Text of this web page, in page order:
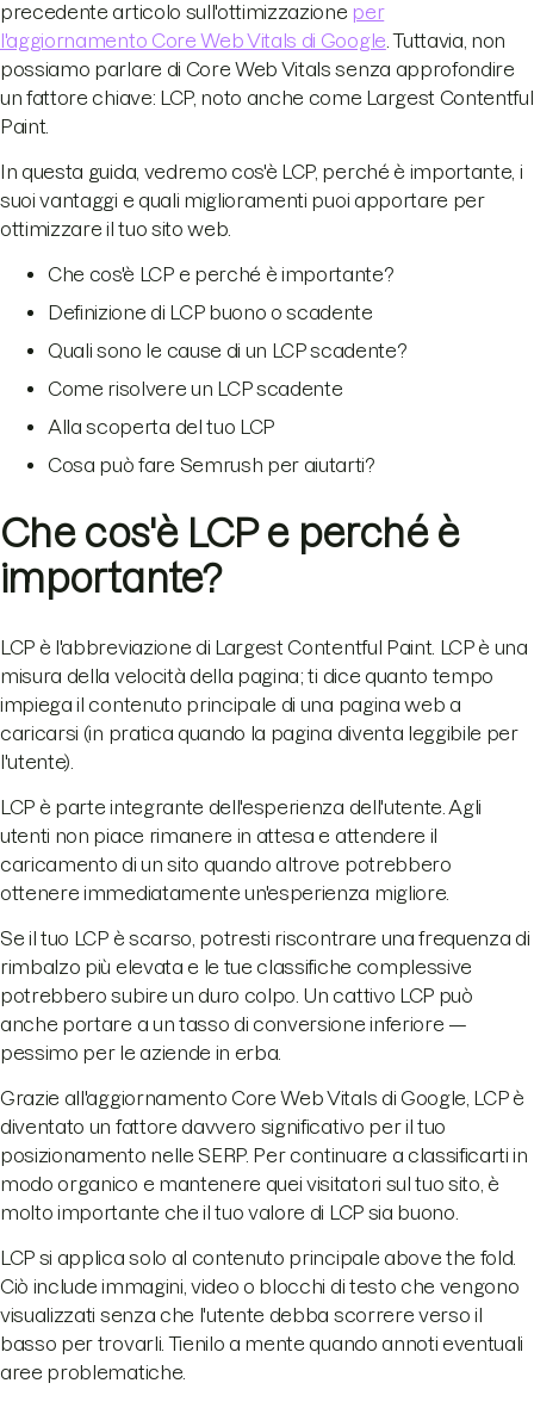
precedente articolo sull'ottimizzazione per
l'aggiornamento Core Web Vitals di Google . Tuttavia, non
possiamo parlare di Core Web Vitals senza approfondire
un fattore chiave: LCP, noto anche come Largest Contentful
Paint.
In questa guida, vedremo cos'è LCP, perché è importante, i
suoi vantaggi e quali miglioramenti puoi apportare per
ottimizzare il tuo sito web.
Che cos'è LCP e perché è importante?
Definizione di LCP buono o scadente
Quali sono le cause di un LCP scadente?
Come risolvere un LCP scadente
Alla scoperta del tuo LCP
Cosa può fare Semrush per aiutarti?
Che cos'è LCP e perché è
importante?
LCP è l'abbreviazione di Largest Contentful Paint. LCP è una
misura della velocità della pagina; ti dice quanto tempo
impiega il contenuto principale di una pagina web a
caricarsi (in pratica quando la pagina diventa leggibile per
l'utente).
LCP è parte integrante dell'esperienza dell'utente. Agli
utenti non piace rimanere in attesa e attendere il
caricamento di un sito quando altrove potrebbero
ottenere immediatamente un'esperienza migliore.
Se il tuo LCP è scarso, potresti riscontrare una frequenza di
rimbalzo più elevata e le tue classifiche complessive
potrebbero subire un duro colpo. Un cattivo LCP può
anche portare a un tasso di conversione inferiore —
pessimo per le aziende in erba.
Grazie all'aggiornamento Core Web Vitals di Google, LCP è
diventato un fattore davvero significativo per il tuo
posizionamento nelle SERP. Per continuare a classificarti in
modo organico e mantenere quei visitatori sul tuo sito, è
molto importante che il tuo valore di LCP sia buono.
LCP si applica solo al contenuto principale above the fold.
Ciò include immagini, video o blocchi di testo che vengono
visualizzati senza che l'utente debba scorrere verso il
basso per trovarli. Tienilo a mente quando annoti eventuali
aree problematiche.